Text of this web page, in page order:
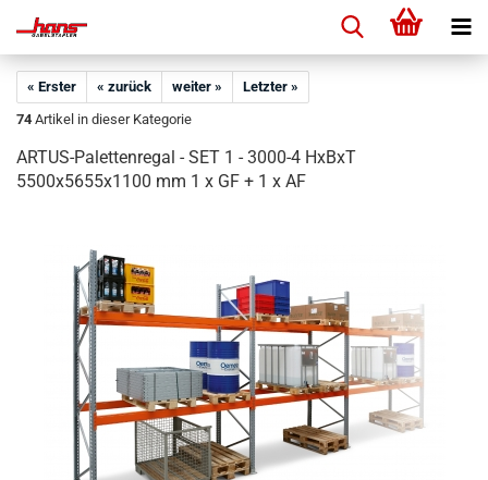
« Erster « zurück weiter »
Letzter »
74 Artikel in dieser Kategorie
ARTUS-Palettenregal - SET 1 - 3000-4 HxBxT
5500x5655x1100 mm 1 x GF + 1 x AF